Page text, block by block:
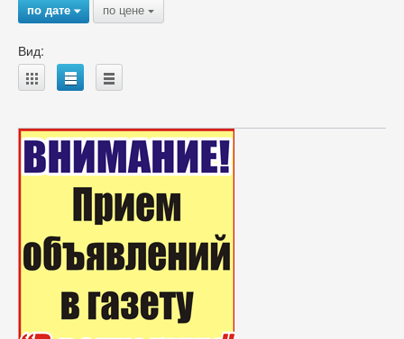
по дате{ по цене {
Вид:
A B C